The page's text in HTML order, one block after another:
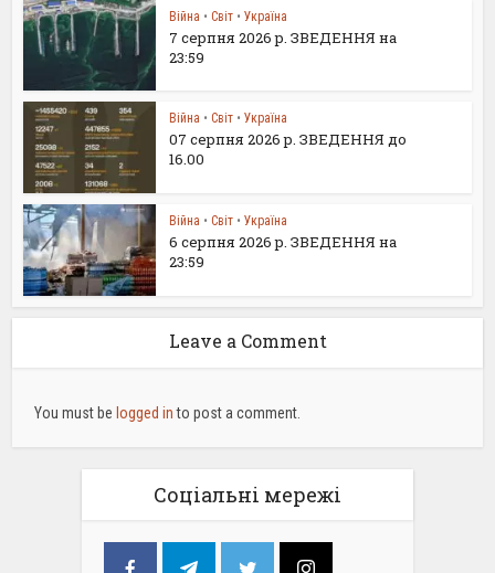
Війна • Світ • Україна
7 серпня 2026 р. ЗВЕДЕННЯ на
23:59
Війна • Світ • Україна
07 серпня 2026 р. ЗВЕДЕННЯ до
16.00
Війна • Світ • Україна
6 серпня 2026 р. ЗВЕДЕННЯ на
23:59
Leave a Comment
You must be logged into post a comment.
Соціальні мережі